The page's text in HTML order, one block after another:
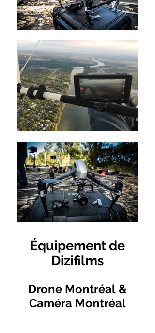
Équipement de
Dizifilms
Drone Montréal &
Caméra Montréal